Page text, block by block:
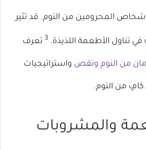
المحرومين من النوم. قد تثير
في تناول الأطعمة اللذيذة. 3 تعرف
من النوم ونقص واستراتيجيات
من النوم.
والمشروبات